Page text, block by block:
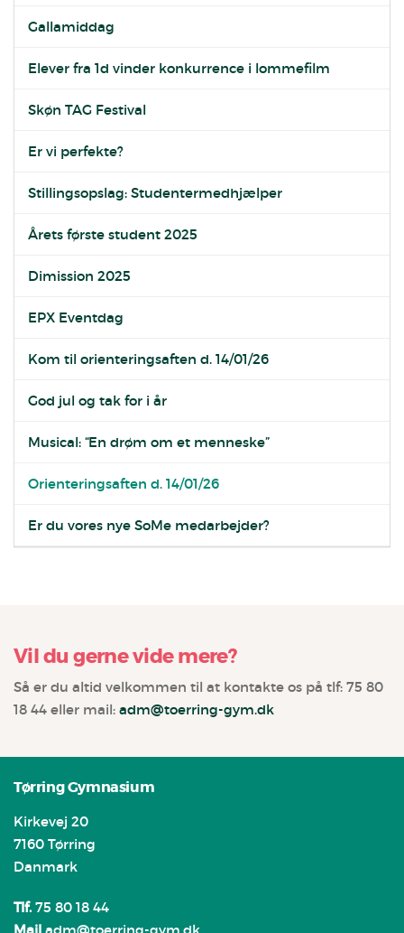
Gallamiddag
Elever fra 1d vinder konkurrence i lommefilm
Skøn TAG Festival
Er vi perfekte?
Stillingsopslag: Studentermedhjælper
Årets første student 2025
Dimission 2025
EPX Eventdag
Kom til orienteringsaften d. 14/01/26
God jul og tak for i år
Musical: “En drøm om et menneske”
Orienteringsaften d. 14/01/26
Er du vores nye SoMe medarbejder?
Vil du gerne vide mere?
Så er du altid velkommen til at kontakte os på tlf: 75 80
18 44 eller mail: adm@toerring-gym.dk
Tørring Gymnasium
Kirkevej 20
7160 Tørring
Danmark
Tlf.75 80 18 44
Mail adm@toerring-gym.dk